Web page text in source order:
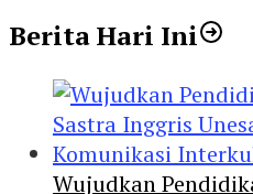
Berita Hari Ini
Wujudkan